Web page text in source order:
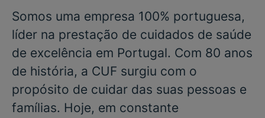
Somos uma empresa 100% portuguesa,
líder na prestação de cuidados de saúde
de excelência em Portugal. Com 80 anos
de história, a CUF surgiu com o
propósito de cuidar das suas pessoas e
famílias. Hoje, em constante